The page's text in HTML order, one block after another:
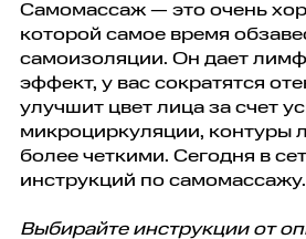
Самомассаж — это очень
которой самое время
самоизоляции. Он дает
эффект, у вас сократятся
улучшит цвет лица за счет
микроциркуляции, контуры
более четкими. Сегодня в
инструкций по самомассажу.
Выбирайте инструкции от